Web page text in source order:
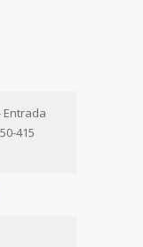
Entrada
415